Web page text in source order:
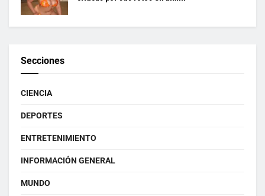
Secciones
CIENCIA
DEPORTES
ENTRETENIMIENTO
INFORMACIÓN GENERAL
MUNDO